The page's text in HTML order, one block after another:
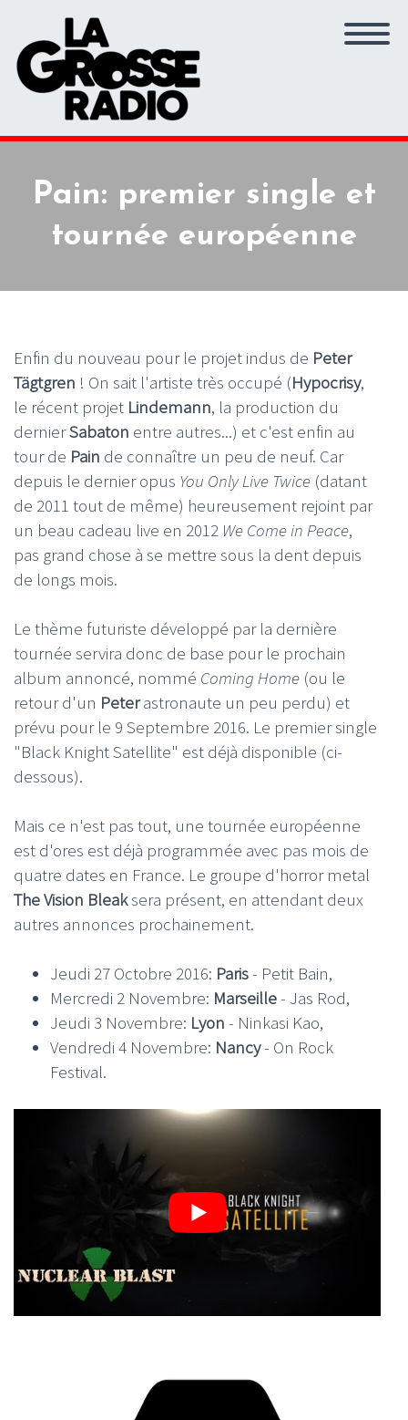
Pain: premier single et
tournée européenne
Enfin du nouveau pour le projet indus de Peter
Tägtgren ! On sait l'artiste très occupé (Hypocrisy,
le récent projet Lindemann, la production du
dernierSabaton entre autres...) et c'est enfin au
tour de Pain de connaître un peu de neuf. Car
depuis le dernier opus You Only Live Twice (datant
de 2011 tout de même) heureusement rejoint par
un beau cadeau live en 2012 We Come in Peace,
pas grand chose à se mettre sous la dent depuis
de longs mois.
Le thème futuriste développé par la dernière
tournée servira donc de base pour le prochain
album annoncé, nommé Coming Home (ou le
retour d'un Peterastronaute un peu perdu) et
prévu pour le 9 Septembre 2016. Le premier single
"Black Knight Satellite" est déjà disponible (ci-
dessous).
Mais ce n'est pas tout, une tournée européenne
est d'ores est déjà programmée avec pas mois de
quatre dates en France. Le groupe d'horror metal
The Vision Bleaksera présent, en attendant deux
autres annonces prochainement.
Jeudi 27 Octobre 2016: Paris- Petit Bain,
Mercredi 2 Novembre: Marseille- Jas Rod,
Jeudi 3 Novembre: Lyon - Ninkasi Kao,
Vendredi 4 Novembre: Nancy- On Rock
Festival.